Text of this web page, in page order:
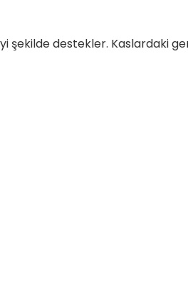
şekilde destekler. Kaslardaki